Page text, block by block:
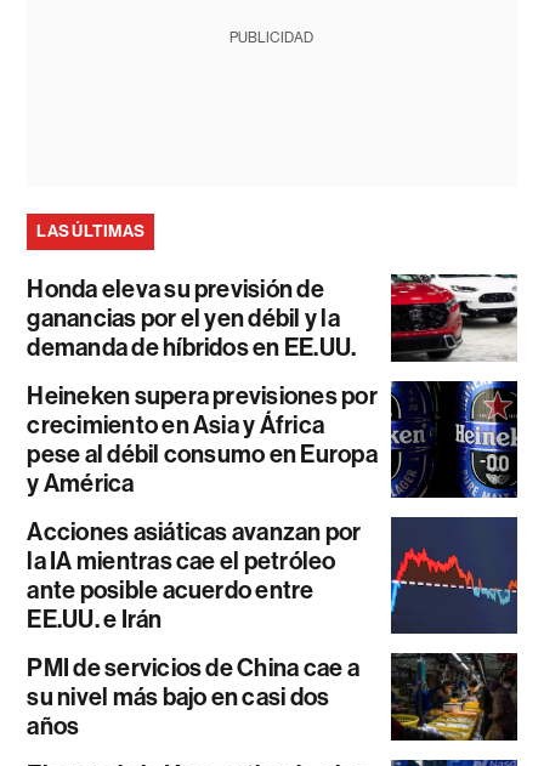
PUBLICIDAD
LAS ÚLTIMAS
Honda eleva su previsión de
ganancias por el yen débil y la
demanda de híbridos en EE.UU.
Heineken supera previsiones por
crecimiento en Asia y África
pese al débil consumo en Europa
y América
Acciones asiáticas avanzan por
la IA mientras cae el petróleo
ante posible acuerdo entre
EE.UU. e Irán
PMI de servicios de China cae a
su nivel más bajo en casi dos
años